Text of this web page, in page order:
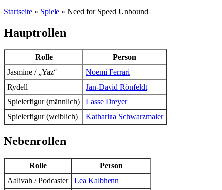
Startseite » Spiele » Need for Speed Unbound
Hauptrollen
Rolle
Person
Jasmine / „Yaz“
Noemi Ferrari
Rydell
Jan-David Rönfeldt
Spielerfigur (männlich)
Lasse Dreyer
Spielerfigur (weiblich)
Katharina Schwarzmaier
Nebenrollen
Rolle
Person
Aalivah / Podcaster
Lea Kalbhenn